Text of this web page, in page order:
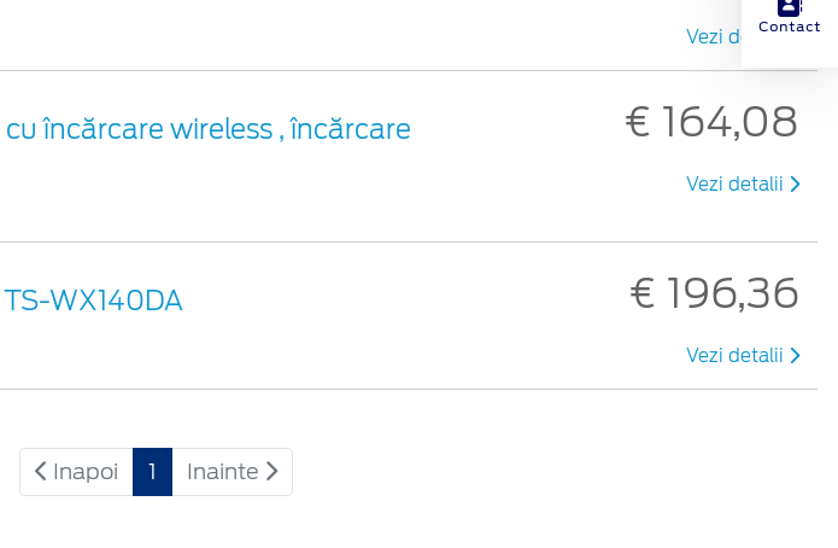
Vezi detalii
încărcare wireless , încărcare
€ 164,08
Vezi detalii
WX140DA € 196,36
Vezi detalii
Inapoi 1 Inainte
Contact